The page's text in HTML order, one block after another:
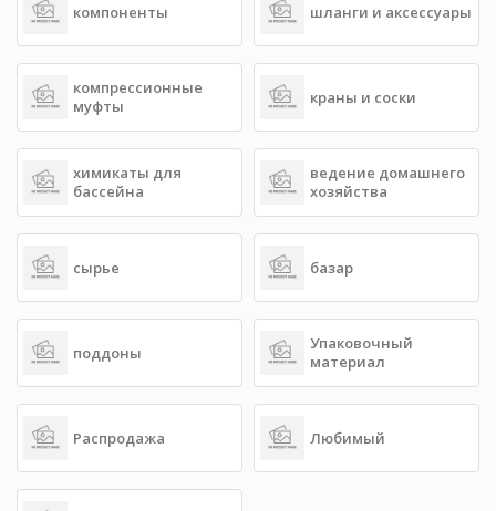
компоненты шланги и аксессуары
компрессионные
муфты
краны и соски
химикаты для
бассейна
ведение домашнего
хозяйства
сырье базар
поддоны
Упаковочный
материал
Распродажа Любимый